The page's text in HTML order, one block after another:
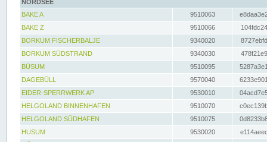
NORDSEE
BAKE A
9510063
BAKE Z
9510066
BORKUM FISCHERBALJE
9340020
BORKUM SÜDSTRAND
9340030
BÜSUM
9510095
DAGEBÜLL
9570040
EIDER-SPERRWERK AP
9530010
HELGOLAND BINNENHAFEN
9510070
HELGOLAND SÜDHAFEN
9510075
HUSUM
9530020